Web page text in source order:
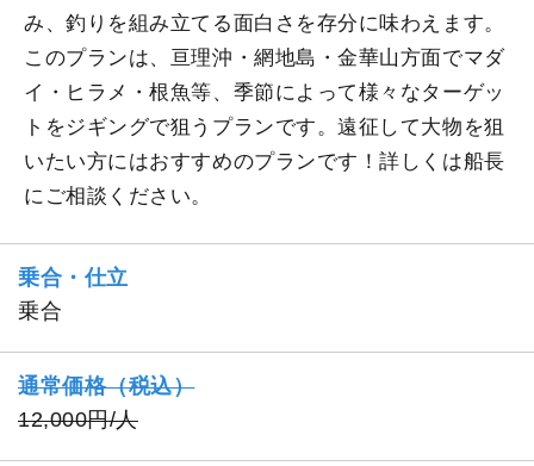
み、釣りを組み立てる面白さを存分に味わえます。
このプランは、亘理沖・網地島・金華山方面でマダ
イ・ヒラメ・根魚等、季節によって様々なターゲッ
トをジギングで狙うプランです。遠征して大物を狙
いたい方にはおすすめのプランです！詳しくは船長
にご相談ください。
乗合・仕立
乗合
通常価格（税込）
12,000円/人